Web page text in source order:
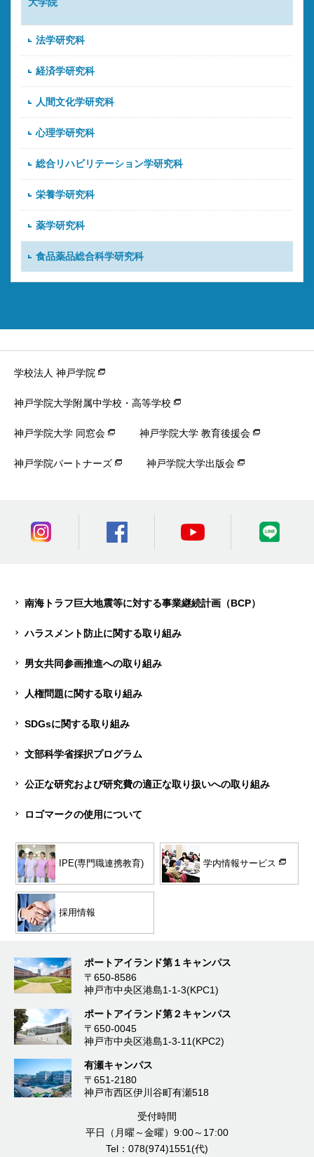
法学研究科
経済学研究科
人間文化学研究科
心理学研究科
総合リハビリテーション学研究科
栄養学研究科
薬学研究科
食品薬品総合科学研究科
学校法人 神戸学院
神戸学院大学附属中学校・高等学校
神戸学院大学 同窓会 神戸学院大学 教育後援会
神戸学院パートナーズ 神戸学院大学出版会
南海トラフ巨大地震等に対する事業継続計画（BCP）
ハラスメント防止に関する取り組み
男女共同参画推進への取り組み
人権問題に関する取り組み
SDGsに関する取り組み
文部科学省採択プログラム
公正な研究および研究費の適正な取り扱いへの取り組み
ロゴマークの使用について
IPE(専門職連携教育) 学内情報サービス
採用情報
ポートアイランド第１キャンパス
〒650-8586
神戸市中央区港島1-1-3(KPC1)
ポートアイランド第２キャンパス
〒650-0045
神戸市中央区港島1-3-11(KPC2)
有瀬キャンパス
〒651-2180
神戸市西区伊川谷町有瀬518
受付時間
平日（月曜～金曜）9:00～17:00
Tel：078(974)1551(代)